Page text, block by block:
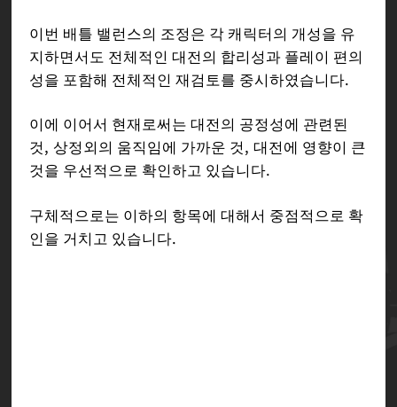
이번 배틀 밸런스의 조정은 각 캐릭터의 개성을 유
지하면서도 전체적인 대전의 합리성과 플레이 편의
성을 포함해 전체적인 재검토를 중시하였습니다.
이에 이어서 현재로써는 대전의 공정성에 관련된
것, 상정외의 움직임에 가까운 것, 대전에 영향이 큰
것을 우선적으로 확인하고 있습니다.
구체적으로는 이하의 항목에 대해서 중점적으로 확
인을 거치고 있습니다.